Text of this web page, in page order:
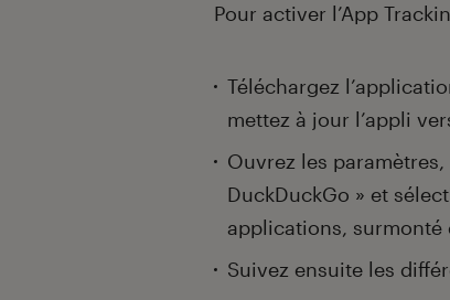
Pour activer l’App
Téléchargez
mettez à jour l’appli
Ouvrez les
DuckDuckGo » et
applications, surmonté
Suivez ensuite les